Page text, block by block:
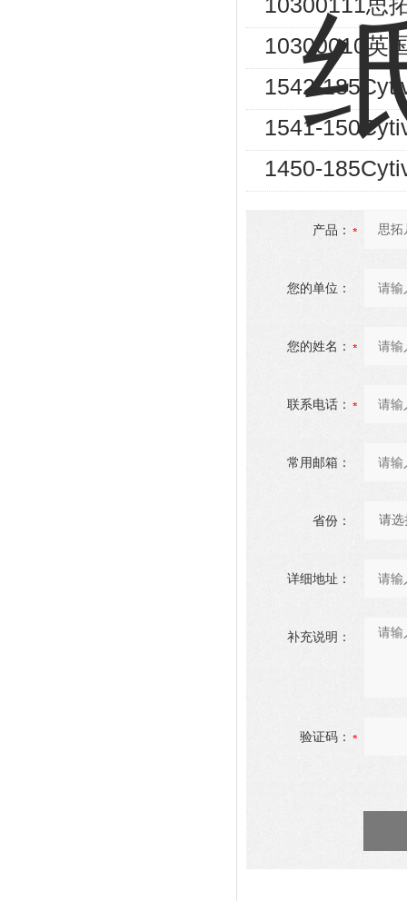
10300010英
1542-
1541-
1450-
产品：
您的单位：
您的姓名：
联系电话：
常用邮箱：
省份：
详细地址：
补充说明：
验证码：